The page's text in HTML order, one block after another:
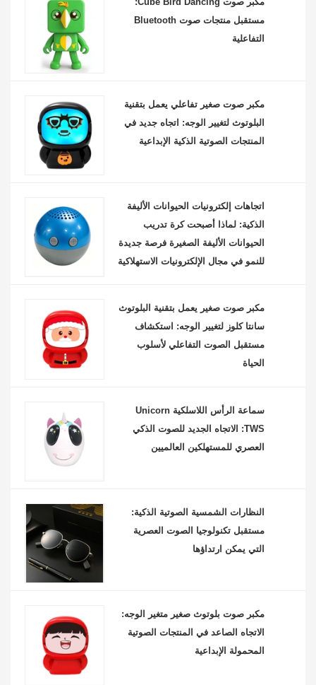
مستقبل منتجات صوت Bluetooth
التفاعلية
مكبر صوت صغير تفاعلي يعمل بتقنية
البلوتوث لتغيير الوجه: اتجاه جديد في
المنتجات الصوتية الذكية الإبداعية
اتجاهات إلكترونيات الحيوانات الأليفة
الذكية: لماذا أصبحت كرة تدريب
الحيوانات الأليفة الصغيرة فرصة جديدة
للنمو في مجال الإلكترونيات الاستهلاكية
مكبر صوت صغير يعمل بتقنية البلوتوث
سانتا كلوز لتغيير الوجه: استكشاف
مستقبل الصوت التفاعلي لأسلوب
الحياة
سماعة الرأس اللاسلكية Unicorn
TWS: الاتجاه الجديد للصوت الذكي
العصري للمستهلكين العالميين
النظارات الشمسية الصوتية الذكية:
مستقبل تكنولوجيا الصوت العصرية
التي يمكن ارتداؤها
مكبر صوت بلوتوث صغير متغير الوجه:
الاتجاه الصاعد في المنتجات الصوتية
المحمولة الإبداعية